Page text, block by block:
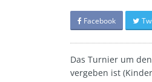
15.
MÄRZ
2024
06:41
Facebook
Das Turnier um
vergeben ist